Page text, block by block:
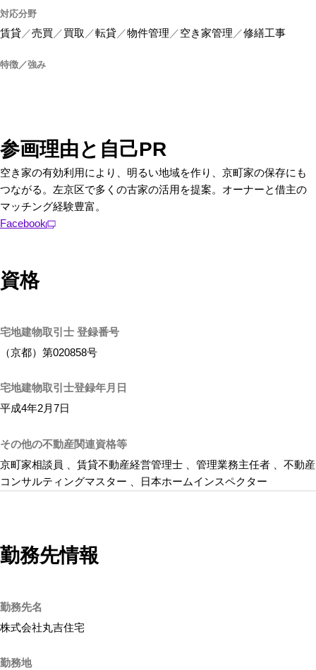
対応分野
賃貸 売買 買取 転貸 物件管理 空き家管理 修繕工事
特徴／強み
参画理由と自己PR
空き家の有効利用により、明るい地域を作り、京町家の保存にも
つながる。左京区で多くの古家の活用を提案。オーナーと借主の
マッチング経験豊富。
Facebook
資格
宅地建物取引士 登録番号
（京都）第020858号
宅地建物取引士登録年月日
平成4年2月7日
その他の不動産関連資格等
京町家相談員 、賃貸不動産経営管理士 、管理業務主任者 、不動産
コンサルティングマスター 、日本ホームインスペクター
勤務先情報
勤務先名
株式会社丸吉住宅
勤務地